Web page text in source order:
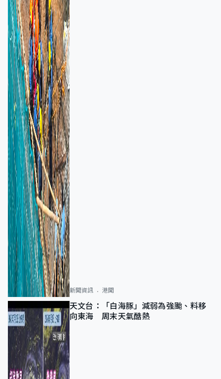
新聞資訊 港聞
天文台：「白海豚」減弱為強颱、料移
向東海 周末天氣酷熱